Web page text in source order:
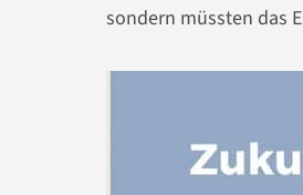
sondern müssten das